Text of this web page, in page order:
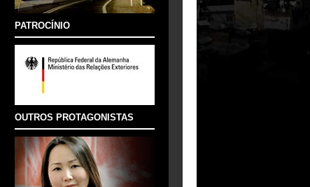
PATROCÍNIO
OUTROS PROTAGONISTAS